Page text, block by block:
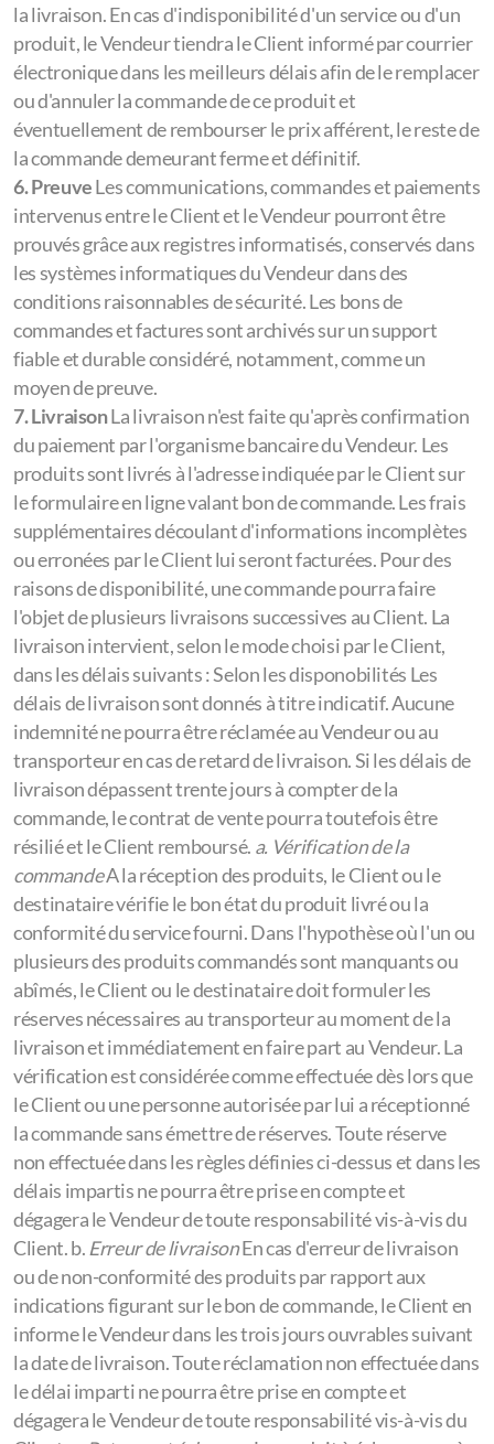
la livraison. En cas d'indisponibilité d'un service ou d'un
produit, le Vendeur tiendra le Client informé par courrier
électronique dans les meilleurs délais afin de le remplacer
ou d'annuler la commande de ce produit et
éventuellement de rembourser le prix afférent, le reste de
la commande demeurant ferme et définitif.
6. PreuveLes communications, commandes et paiements
intervenus entre le Client et le Vendeur pourront être
prouvés grâce aux registres informatisés, conservés dans
les systèmes informatiques du Vendeur dans des
conditions raisonnables de sécurité. Les bons de
commandes et factures sont archivés sur un support
fiable et durable considéré, notamment, comme un
moyen de preuve.
7. LivraisonLa livraison n'est faite qu'après confirmation
du paiement par l'organisme bancaire du Vendeur. Les
produits sont livrés à l'adresse indiquée par le Client sur
le formulaire en ligne valant bon de commande. Les frais
supplémentaires découlant d'informations incomplètes
ou erronées par le Client lui seront facturées. Pour des
raisons de disponibilité, une commande pourra faire
l'objet de plusieurs livraisons successives au Client. La
livraison intervient, selon le mode choisi par le Client,
dans les délais suivants : Selon les disponobilités Les
délais de livraison sont donnés à titre indicatif. Aucune
indemnité ne pourra être réclamée au Vendeur ou au
transporteur en cas de retard de livraison. Si les délais de
livraison dépassent trente jours à compter de la
commande, le contrat de vente pourra toutefois être
résilié et le Client remboursé. a. Vérification de la
commandeA la réception des produits, le Client ou le
destinataire vérifie le bon état du produit livré ou la
conformité du service fourni. Dans l'hypothèse où l'un ou
plusieurs des produits commandés sont manquants ou
abîmés, le Client ou le destinataire doit formuler les
réserves nécessaires au transporteur au moment de la
livraison et immédiatement en faire part au Vendeur. La
vérification est considérée comme effectuée dès lors que
le Client ou une personne autorisée par lui a réceptionné
la commande sans émettre de réserves. Toute réserve
non effectuée dans les règles définies ci-dessus et dans les
délais impartis ne pourra être prise en compte et
dégagera le Vendeur de toute responsabilité vis-à-vis du
Client. b. Erreur de livraisonEn cas d'erreur de livraison
ou de non-conformité des produits par rapport aux
indications figurant sur le bon de commande, le Client en
informe le Vendeur dans les trois jours ouvrables suivant
la date de livraison. Toute réclamation non effectuée dans
le délai imparti ne pourra être prise en compte et
dégagera le Vendeur de toute responsabilité vis-à-vis du